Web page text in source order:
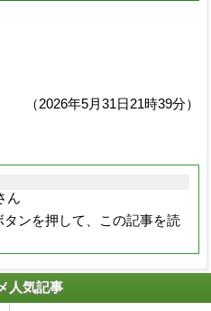
（2026年5月31日21時39分）
ん
ンを押して、この記事を読
人気記事